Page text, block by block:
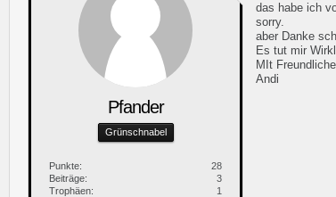
Pfander
Grünschnabel
Punkte
28
Beiträge
3
Trophäen
1
das habe ich
sorry.
aber Danke
Es tut mir
MIt
Andi